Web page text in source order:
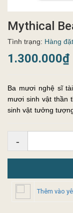
Mythical
Tình trạng: Hàng
1.300.000₫
Ba mươi nghệ sĩ
mươi sinh vật thần
sinh vật tưởng
-
Thêm vào